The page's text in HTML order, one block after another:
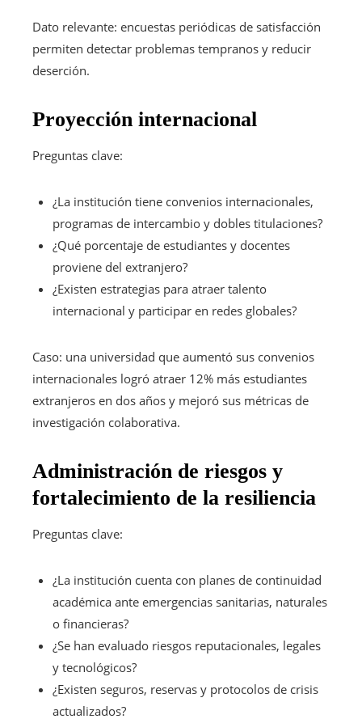
Dato relevante: encuestas periódicas de satisfacción
permiten detectar problemas tempranos y reducir
deserción.
Proyección internacional
Preguntas clave:
¿La institución tiene convenios internacionales,
programas de intercambio y dobles titulaciones?
¿Qué porcentaje de estudiantes y docentes
proviene del extranjero?
¿Existen estrategias para atraer talento
internacional y participar en redes globales?
Caso: una universidad que aumentó sus convenios
internacionales logró atraer 12% más estudiantes
extranjeros en dos años y mejoró sus métricas de
investigación colaborativa.
Administración de riesgos y
fortalecimiento de la resiliencia
Preguntas clave:
¿La institución cuenta con planes de continuidad
académica ante emergencias sanitarias, naturales
o financieras?
¿Se han evaluado riesgos reputacionales, legales
y tecnológicos?
¿Existen seguros, reservas y protocolos de crisis
actualizados?